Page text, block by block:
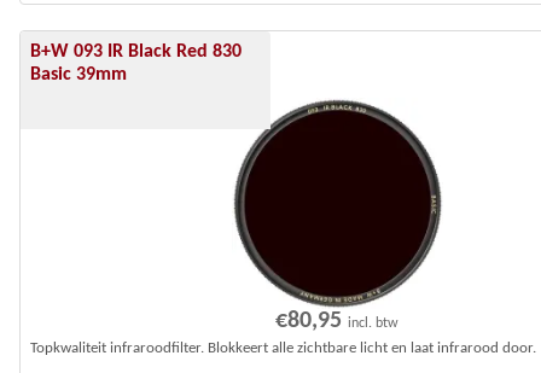
B+W 093 IR Black Red 830
Basic 39mm
€80,95 incl. btw
Topkwaliteit infraroodfilter. Blokkeert alle zichtbare licht en laat infrarood door.